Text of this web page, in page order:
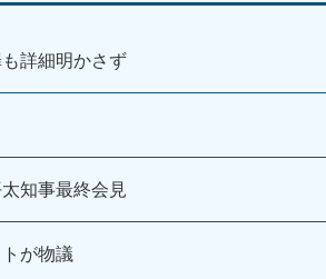
詳細明かさず
知事最終会見
が物議